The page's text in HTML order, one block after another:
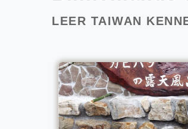
LEER TAIWAN